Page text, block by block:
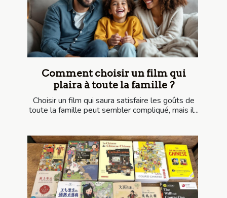
Comment choisir un film qui
plaira à toute la famille ?
Choisir un film qui saura satisfaire les goûts de
toute la famille peut sembler compliqué, mais il...